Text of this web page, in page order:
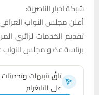
شبكة اخبار الناصرية:
أعلن مجلس النواب
تقديم الخدمات لزائري
برئاسة عضو مجلس
تلقَّ تنبيهات
على التليغرام